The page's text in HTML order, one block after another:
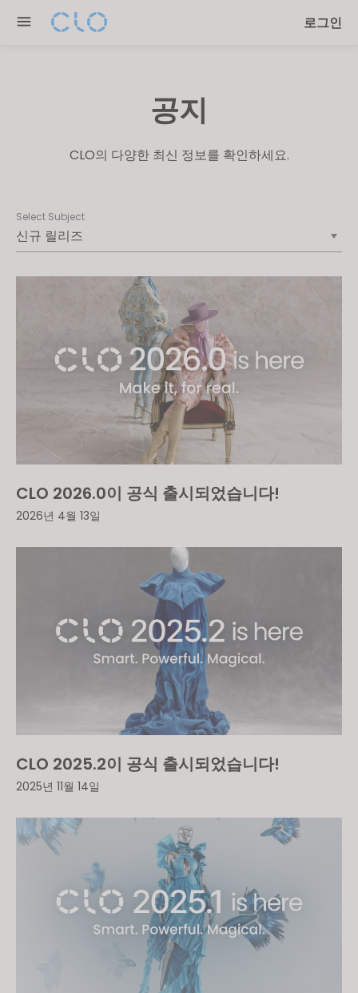
note:
로그인
공지
CLO의 다양한 최신 정보를 확인하세요.
Select Subject
CLO 2026.0이 공식 출시되었습니다!
2026년 4월 13일
CLO 2025.2이 공식 출시되었습니다!
2025년 11월 14일